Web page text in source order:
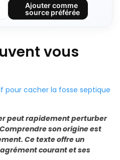
Ajouter comme
source préférée
vous
pour cacher la fosse septique
peut rapidement perturber
son origine est
Ce texte offre un
courant et ses